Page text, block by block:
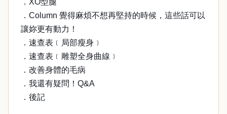
．XO型腿
．Column 覺得麻煩不想再堅持的時候，這些話可以
讓妳更有動力！
．速查表﹝局部瘦身﹞
．速查表﹝雕塑全身曲線﹞
．改善身體的毛病
．我還有疑問！Q&A
．後記